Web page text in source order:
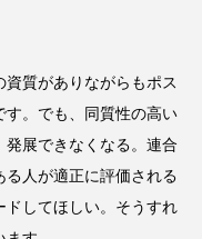
資質がありながらもポス
す。でも、同質性の高い
展できなくなる。連合
人が適正に評価される
してほしい。そうすれ